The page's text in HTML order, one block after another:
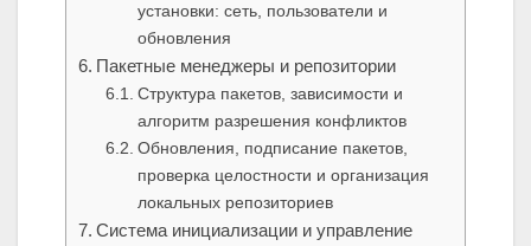
установки: сеть, пользователи и
обновления
Пакетные менеджеры и репозитории
Структура пакетов, зависимости и
алгоритм разрешения конфликтов
Обновления, подписание пакетов,
проверка целостности и организация
локальных репозиториев
Система инициализации и управление